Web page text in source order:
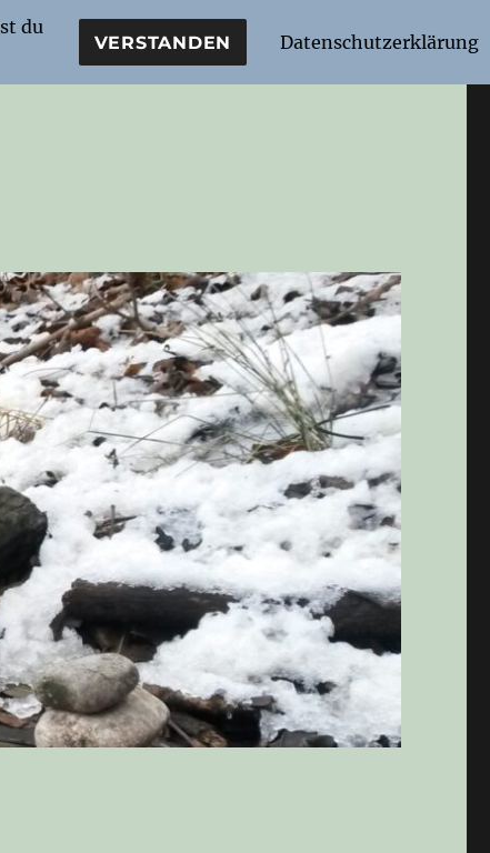
du
VERSTANDEN Datenschutzerklärung